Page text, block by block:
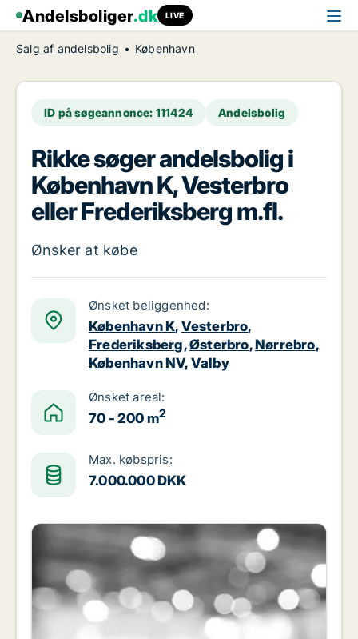
Andelsboliger.dk LIVE
Salg af andelsbolig København
ID på søgeannonce: 111424 Andelsbolig
Rikke søger andelsbolig i
København K, Vesterbro
eller Frederiksberg m.fl.
Ønsker at købe
Ønsket beliggenhed:
København K, Vesterbro,
Frederiksberg,Østerbro,Nørrebro,
København NV, Valby
Ønsket areal:
70 - 200 m2
Max. købspris:
7.000.000 DKK